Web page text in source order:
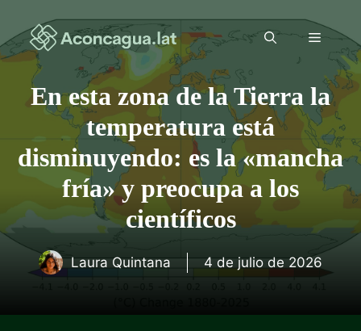
contenido
Menú
En esta zona de la Tierra la
temperatura está
disminuyendo: es la «mancha
fría» y preocupa a los
científicos
Laura Quintana 4 de julio de 2026